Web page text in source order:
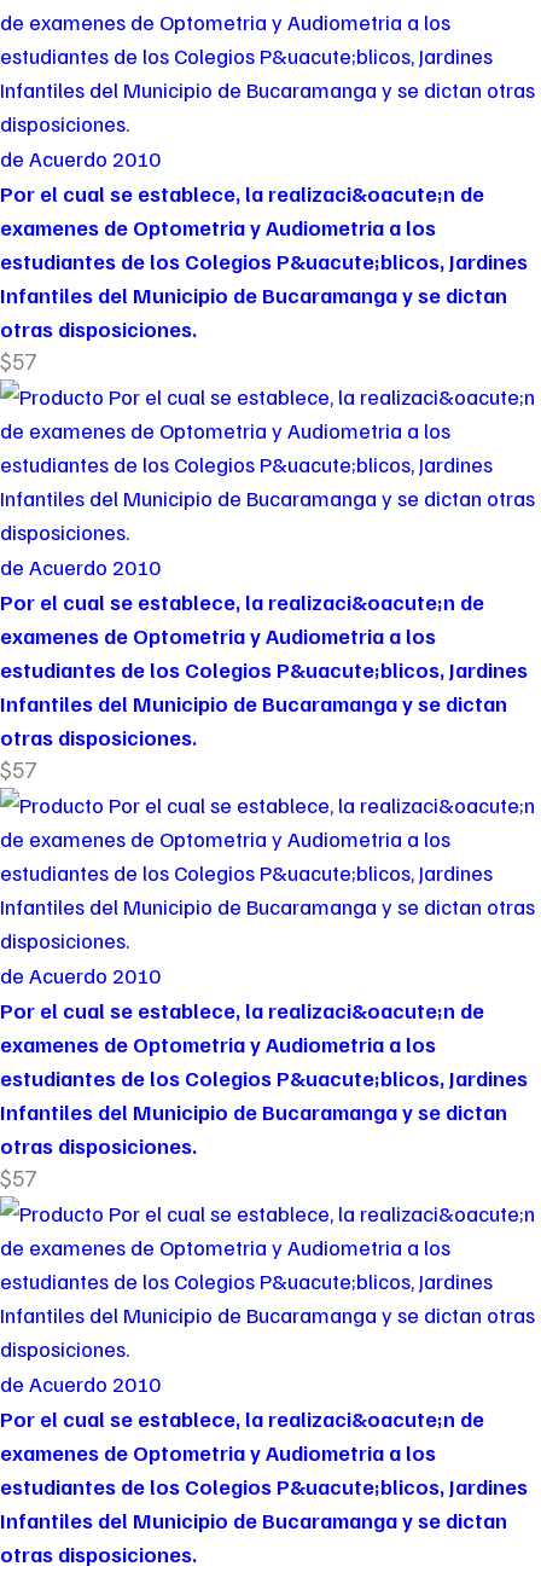
de Acuerdo 2010
Por el cual se establece, la realizaci&oacute;n de
examenes de Optometria y Audiometria a los
estudiantes de los Colegios P&uacute;blicos, Jardines
Infantiles del Municipio de Bucaramanga y se dictan
otras disposiciones.
$57
de Acuerdo 2010
Por el cual se establece, la realizaci&oacute;n de
examenes de Optometria y Audiometria a los
estudiantes de los Colegios P&uacute;blicos, Jardines
Infantiles del Municipio de Bucaramanga y se dictan
otras disposiciones.
$57
de Acuerdo 2010
Por el cual se establece, la realizaci&oacute;n de
examenes de Optometria y Audiometria a los
estudiantes de los Colegios P&uacute;blicos, Jardines
Infantiles del Municipio de Bucaramanga y se dictan
otras disposiciones.
$57
de Acuerdo 2010
Por el cual se establece, la realizaci&oacute;n de
examenes de Optometria y Audiometria a los
estudiantes de los Colegios P&uacute;blicos, Jardines
Infantiles del Municipio de Bucaramanga y se dictan
otras disposiciones.